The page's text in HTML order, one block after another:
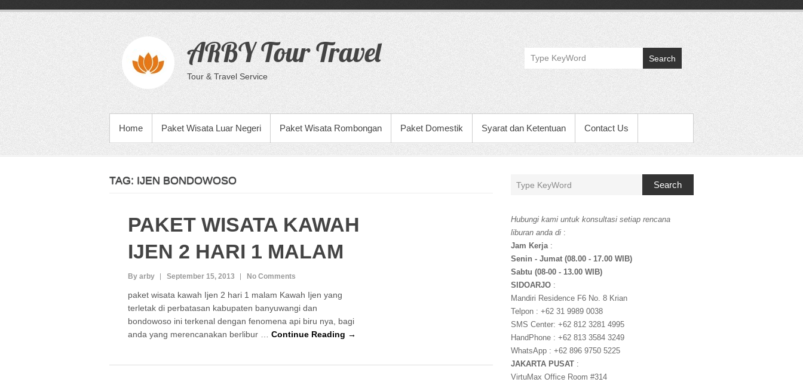
content
ARBY Tour Travel
Tour & Travel Service
Search
PRIMARY MENU
Home Paket Wisata Luar Negeri Paket Wisata Rombongan Paket Domestik Syarat dan Ketentuan Contact Us
TAG: IJEN BONDOWOSO
PAKET WISATA KAWAH
IJEN 2 HARI 1 MALAM
By arby September 15, 2013 No Comments
paket wisata kawah Ijen 2 hari 1 malam Kawah Ijen yang
terletak di perbatasan kabupaten banyuwangi dan
bondowoso ini terkenal dengan fenomena api biru nya, bagi
anda yang merencanakan berlibur … Continue Reading →
Search
Hubungi kami untuk konsultasi setiap rencana
liburan anda di :
Jam Kerja:
Senin - Jumat (08.00 - 17.00 WIB)
Sabtu (08-00 - 13.00 WIB)
SIDOARJO:
Mandiri Residence F6 No. 8 Krian
Telpon : +62 31 9989 0038
SMS Center: +62 812 3281 4995
HandPhone : +62 813 3584 3249
WhatsApp : +62 896 9750 5225
JAKARTA PUSAT :
VirtuMax Office Room #314